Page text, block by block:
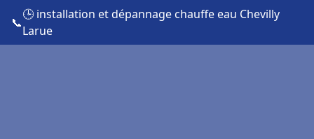
📞
🕒 installation et dépannage chauffe eau Chevilly
Larue